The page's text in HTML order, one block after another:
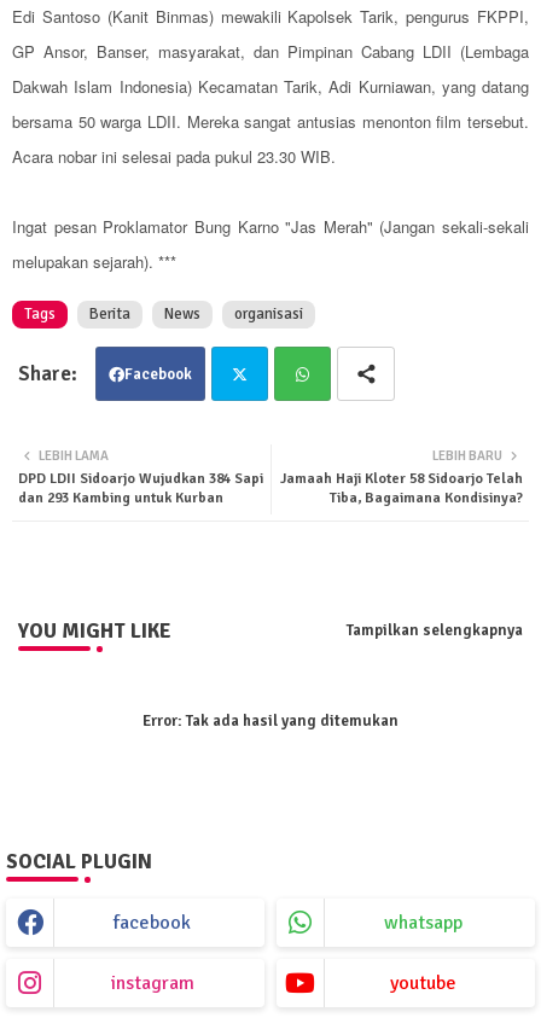
Edi Santoso (Kanit Binmas) mewakili Kapolsek Tarik, pengurus FKPPI,
GP Ansor, Banser, masyarakat, dan Pimpinan Cabang LDII (Lembaga
Dakwah Islam Indonesia) Kecamatan Tarik, Adi Kurniawan, yang datang
bersama 50 warga LDII. Mereka sangat antusias menonton film tersebut.
Acara nobar ini selesai pada pukul 23.30 WIB.
Ingat pesan Proklamator Bung Karno "Jas Merah" (Jangan sekali-sekali
melupakan sejarah). ***
Tags Berita News organisasi
Facebook
ter tsa
LEBIH BARU
Jamaah Haji Kloter 58 Sidoarjo Telah
Tiba, Bagaimana Kondisinya?
LEBIH LAMA
DPD LDII Sidoarjo Wujudkan 384 Sapi
dan 293 Kambing untuk Kurban
YOU MIGHT LIKE Tampilkan selengkapnya
Error:Tak ada hasil yang ditemukan
SOCIAL PLUGIN
facebook whatsapp
instagram youtube